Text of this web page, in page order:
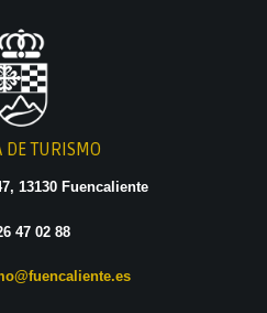
DE TURISMO
13130 Fuencaliente
47 02 88